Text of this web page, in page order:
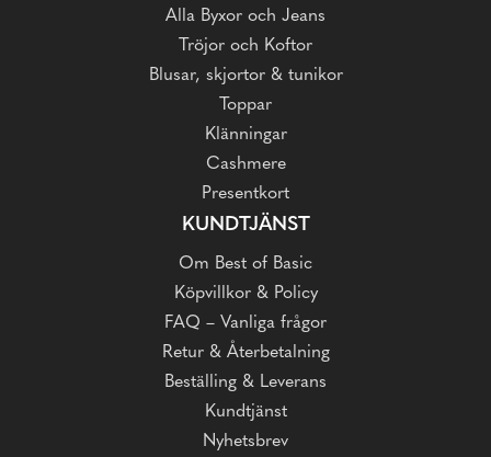
Alla Byxor och Jeans
Tröjor och Koftor
Blusar, skjortor & tunikor
Toppar
Klänningar
Cashmere
Presentkort
KUNDTJÄNST
Om Best of Basic
Köpvillkor & Policy
FAQ – Vanliga frågor
Retur & Återbetalning
Beställing & Leverans
Kundtjänst
Nyhetsbrev